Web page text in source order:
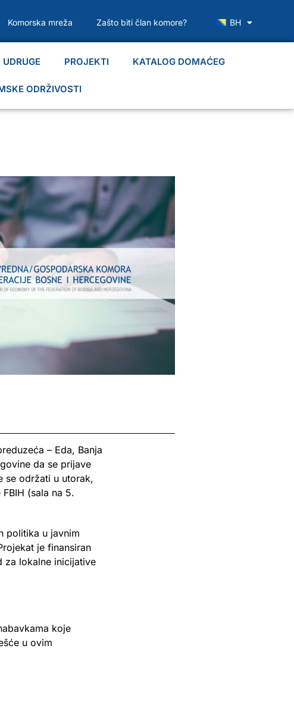
Komorska mreža Zašto biti član komore? BH
PROJEKTI KATALOG DOMAĆEG
ODRŽIVOSTI
– Eda, Banja
da se prijave
se održati u utorak,
(sala na 5.
politika u javnim
je finansiran
za lokalne inicijative
koje
u ovim